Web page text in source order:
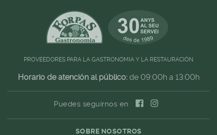
PROVEEDORES PARA LA GASTRONOMIA Y LA RESTAURACIÓN
Horario de atención al público:de 09:00h a 13:00h
Puedes seguirnos en
SOBRE NOSOTROS